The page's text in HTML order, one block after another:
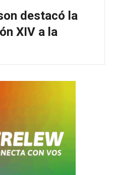
destacó la
XIV a la